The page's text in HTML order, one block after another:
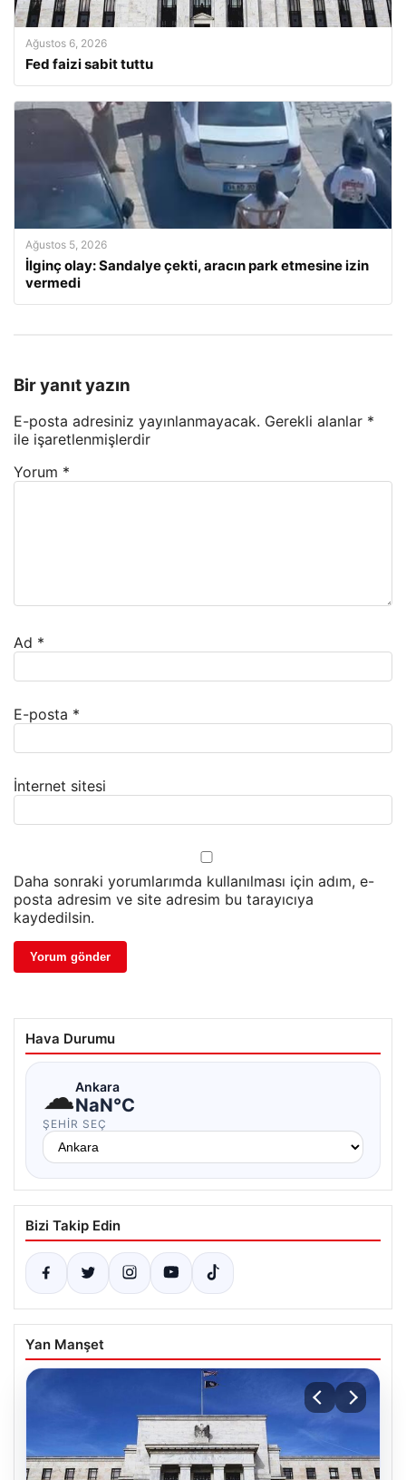
Ağustos 6, 2026
Fed faizi sabit tuttu
Ağustos 5, 2026
İlginç olay: Sandalye çekti, aracın park etmesine izin
vermedi
Bir yanıt yazın
E-posta adresiniz yayınlanmayacak. Gerekli alanlar *
ile işaretlenmişlerdir
Yorum *
Ad *
E-posta *
İnternet sitesi
Daha sonraki yorumlarımda kullanılması için adım, e-
posta adresim ve site adresim bu tarayıcıya
kaydedilsin.
Hava Durumu
☁Ankara
NaN°C
ŞEHIR SEÇ
Bizi Takip Edin
Yan Manşet